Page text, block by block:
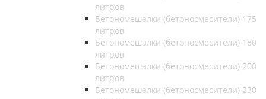
литров
Бетономешалки (бетоносмесители) 175
литров
Бетономешалки (бетоносмесители) 180
литров
Бетономешалки (бетоносмесители) 200
литров
Бетономешалки (бетоносмесители) 230